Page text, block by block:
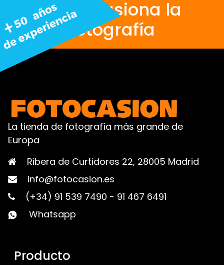
Nos apasiona la
fotografía
La tienda de fotografía más grande de
Europa
Ribera de Curtidores 22, 28005 Madrid
info@fotocasion.es
(+34) 91 539 7490 - 91 467 6491
Whatsapp
Producto